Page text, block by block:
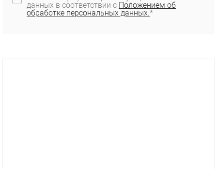
данных в соответствии с Положением об
обработке персональных данных.*